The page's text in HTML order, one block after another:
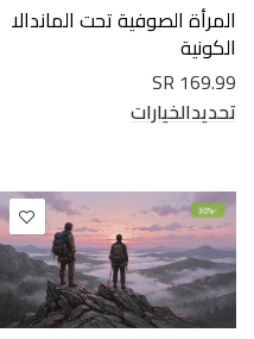
المرأة الصوفية تحت الماندالا
الكونية
169.99 SR
تحديدالخيارات
-30%